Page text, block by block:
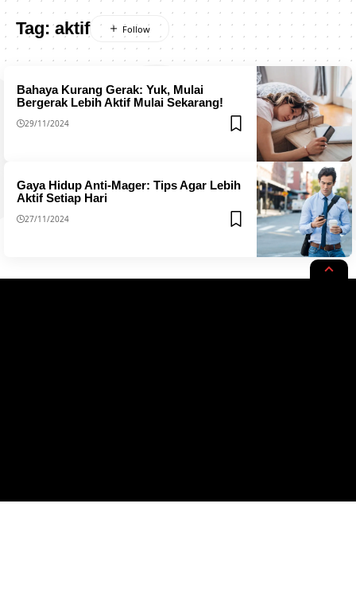
Tag:aktif
Bahaya Kurang Gerak: Yuk, Mulai
Bergerak Lebih Aktif Mulai Sekarang!
29/11/2024
Gaya Hidup Anti-Mager: Tips Agar Lebih
Aktif Setiap Hari
27/11/2024